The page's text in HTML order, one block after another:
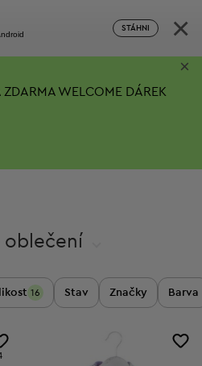
STÁHNI ×
ZDARMA WELCOME DÁREK
×
oblečení
16 Stav Značky Barva